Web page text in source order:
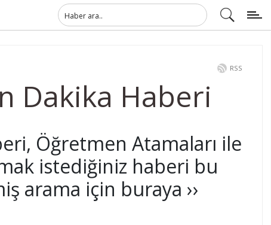
RSS
Dakika Haberi
Öğretmen Atamaları ile
istediğiniz haberi bu
arama için buraya ››